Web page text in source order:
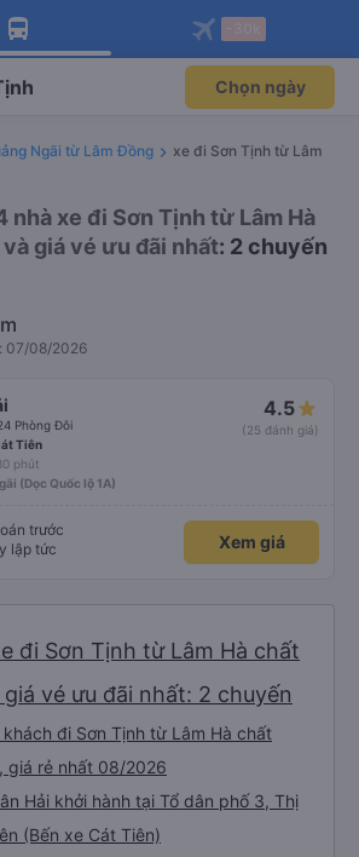
app Vexere ngay!
ưu đãi thành viên độc
Mở app
app Vexere
ghế khi đặt vé máy bay qua
Mở app
Chọn ngày
Ngãi từ Lâm Đồng
xe đi Sơn Tịnh từ Lâm
nhà xe đi Sơn Tịnh từ Lâm Hà
giá vé ưu đãi nhất: 2 chuyến
07/08/2026
Phòng Đôi
4.5
(25 đánh giá)
Tiên
phút
(Dọc Quốc lộ 1A)
trước
lập tức
Xem giá
đi Sơn Tịnh từ Lâm Hà chất
vé ưu đãi nhất: 2 chuyến
đi Sơn Tịnh từ Lâm Hà chất
giá rẻ nhất 08/2026
Hải khởi hành tại Tổ dân phố 3, Thị
(Bến xe Cát Tiên)